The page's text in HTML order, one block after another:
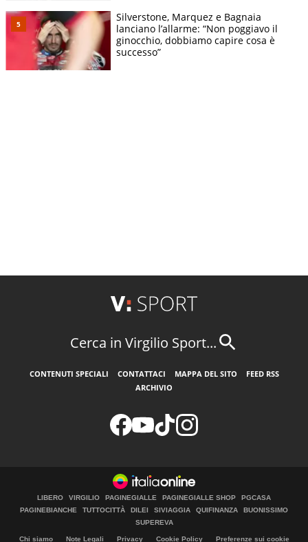
Silverstone, Marquez e Bagnaia
lanciano l’allarme: “Non poggiavo il
ginocchio, dobbiamo capire cosa è
successo”
Cerca in Virgilio Sport...
CONTENUTI SPECIALI CONTATTACI MAPPA DEL SITO
FEED RSS
ARCHIVIO
LIBERO VIRGILIO PAGINEGIALLE PAGINEGIALLE SHOP
PGCASA
PAGINEBIANCHE
TUTTOCITTÀ DILEI SIVIAGGIA QUIFINANZA
BUONISSIMO
SUPEREVA
Chi siamo Note Legali Privacy Cookie Policy Preferenze sui cookie